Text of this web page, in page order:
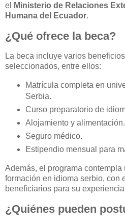
el
Ministerio de Relaciones
Humana del Ecuador.
¿Qué ofrece la beca?
La beca incluye varios
seleccionados, entre ellos:
Matrícula completa en
Serbia.
Curso preparatorio de
Alojamiento y alimentación.
Seguro médico.
Estipendio mensual para
Además, el programa
formación en idioma serbio, con
beneficiarios para su
¿Quiénes pueden